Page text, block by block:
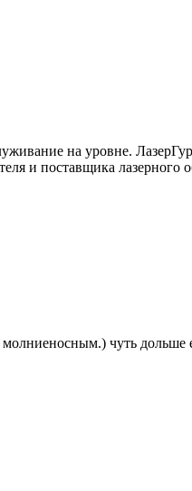
на уровне.
и поставщика лазерного
чуть дольше